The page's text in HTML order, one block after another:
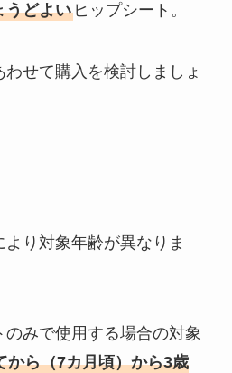
うどよいヒップシート。
せて購入を検討しましょ
り対象年齢が異なりま
みで使用する場合の対象
から（7カ月頃）から3歳